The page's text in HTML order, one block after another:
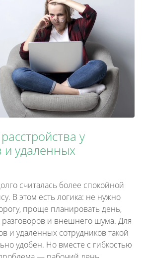
у
и удаленных
считалась более спокойной
В этом есть логика: не нужно
проще планировать день,
и внешнего шума. Для
и удаленных сотрудников такой
удобен. Но вместе с гибкостью